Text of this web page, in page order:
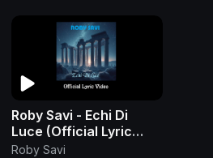
Roby Savi - Echi Di
Luce (Official Lyric
Video)
Roby Savi